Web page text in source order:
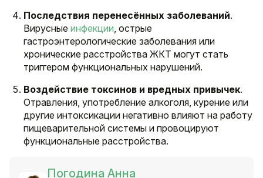
Последствия перенесённых заболеваний.
Вирусные инфекции, острые
гастроэнтерологические заболевания или
хронические расстройства ЖКТ могут стать
триггером функциональных нарушений.
Воздействие токсинов и вредных привычек.
Отравления, употребление алкоголя, курение или
другие интоксикации негативно влияют на работу
пищеварительной системы и провоцируют
функциональные расстройства.
Погодина Анна